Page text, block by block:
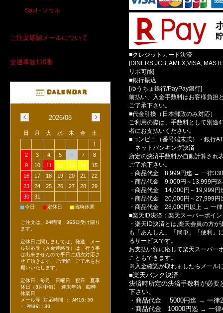
■クレジットカード決済
[DINERS,JCB, AMEX,VISA,
リボ可能]
■銀行振込
[ゆうちょ銀行/PayPay銀行]
前払い、入金手数料はお客様負担
ご了承下さい。
■代金引換（日本郵政のみ対応）
ご利用の際は、手数料として別途
者にお支払いください。
■コンビニ（番号端末式）・銀行
ネットバンキング決済
所定の決済手数料が自動計算され
ご了承下さい。
・商品代金 8,999円迄 → 一律
・商品代金 9,000円～13,999円
・商品代金 14,000円～19,999
・商品代金 20,000円～27,999
・商品代金 28,000円以上 → 一
■楽天ID決済：楽天スーパーポイ
・楽天ID決済とは,楽天会員の方
も「あんしん」「簡単」「便利」
るサービスです。
お支払い額に応じて楽天スーパー
こともできます。
※入金確認が取れましたらメール
■楽天バンク決済
決済時所定の決済手数料が必要
下さい。
・商品代金 5000円迄 → 一律
・商品代金 10000円迄 → 一律
Soul - ソウル
ご注文確認メールについて
交通事故110番
2026/08
日 月 火 水 木 金
土
1
2
3 4 5 6 7
8
9
10 11 12 13 14
15
16
17 18 19 20 21
22
23
24 25 26 27 28
29
30
31
■今日 ■定休日 ■臨時休業
ご注文は、24時間 365日受け賜り
ます。
定休日に関しましては、発送 メー
ル対応等（入金連絡等）は、行う事
は出来ませんので平日に順次対応さ
せて頂きます、ご理解 ご了承をお
願いいたします。
定休日：毎月 日曜日 祝日 夏季
休日（8月中旬) 連末年始 臨時
休業日
メール等 対応時間 : AM10:30
- PM06::30